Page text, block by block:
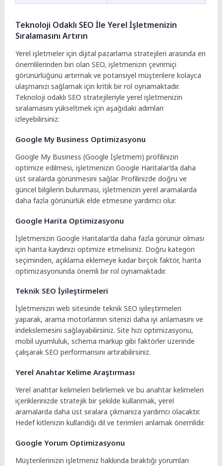
Teknoloji Odaklı SEO İle Yerel İşletmenizin
Sıralamasını Artırın
Yerel işletmeler için dijital pazarlama stratejileri arasında en
önemlilerinden biri olan SEO, işletmenizin çevrimiçi
görünürlüğünü artırmak ve potansiyel müşterilere kolayca
ulaşmanızı sağlamak için kritik bir rol oynamaktadır.
Teknoloji odaklı SEO stratejileriyle yerel işletmenizin
sıralamasını yükseltmek için aşağıdaki adımları
izleyebilirsiniz:
Google My Business Optimizasyonu
Google My Business (Google İşletmem) profilinizin
optimize edilmesi, işletmenizin Google Haritalar’da daha
üst sıralarda görünmesini sağlar. Profilinizde doğru ve
güncel bilgilerin bulunması, işletmenizin yerel aramalarda
daha fazla görünürlük elde etmesine yardımcı olur.
Google Harita Optimizasyonu
İşletmenizin Google Haritalar’da daha fazla görünür olması
için harita kaydınızı optimize etmelisiniz. Doğru kategori
seçiminden, açıklama eklemeye kadar birçok faktör, harita
optimizasyonunda önemli bir rol oynamaktadır.
Teknik SEO İyileştirmeleri
İşletmenizin web sitesinde teknik SEO iyileştirmeleri
yaparak, arama motorlarının sitenizi daha iyi anlamasını ve
indekslemesini sağlayabilirsiniz. Site hızı optimizasyonu,
mobil uyumluluk, schema markup gibi faktörler üzerinde
çalışarak SEO performansını artırabilirsiniz.
Yerel Anahtar Kelime Araştırması
Yerel anahtar kelimeleri belirlemek ve bu anahtar kelimeleri
içeriklerinizde stratejik bir şekilde kullanmak, yerel
aramalarda daha üst sıralara çıkmanıza yardımcı olacaktır.
Hedef kitlenizin kullandığı dil ve terimleri anlamak önemlidir.
Google Yorum Optimizasyonu
Müşterilerinizin işletmeniz hakkında bıraktığı yorumları